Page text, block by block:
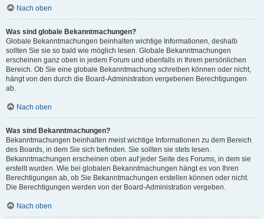
Nach oben
Was sind globale Bekanntmachungen?
Globale Bekanntmachungen beinhalten wichtige Informationen, deshalb
sollten Sie sie so bald wie möglich lesen. Globale Bekanntmachungen
erscheinen ganz oben in jedem Forum und ebenfalls in Ihrem persönlichen
Bereich. Ob Sie eine globale Bekanntmachung schreiben können oder nicht,
hängt von den durch die Board-Administration vergebenen Berechtigungen
ab.
Nach oben
Was sind Bekanntmachungen?
Bekanntmachungen beinhalten meist wichtige Informationen zu dem Bereich
des Boards, in dem Sie sich befinden. Sie sollten sie stets lesen.
Bekanntmachungen erscheinen oben auf jeder Seite des Forums, in dem sie
erstellt wurden. Wie bei globalen Bekanntmachungen hängt es von Ihren
Berechtigungen ab, ob Sie Bekanntmachungen erstellen können oder nicht.
Die Berechtigungen werden von der Board-Administration vergeben.
Nach oben